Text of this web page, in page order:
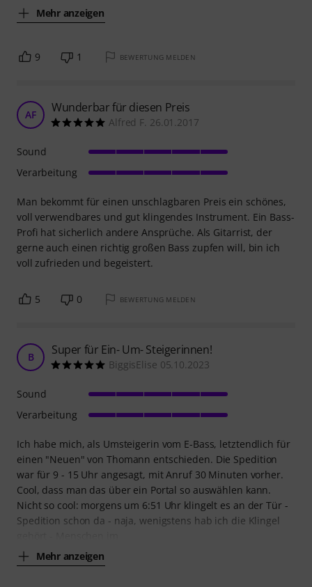
Mehr anzeigen
9 1 BEWERTUNG MELDEN
AF Wunderbar für diesen Preis
Alfred F. 26.01.2017
Man bekommt für einen unschlagbaren Preis ein schönes,
voll verwendbares und gut klingendes Instrument. Ein Bass-
Profi hat sicherlich andere Ansprüche. Als Gitarrist, der
gerne auch einen richtig großen Bass zupfen will, bin ich
voll zufrieden und begeistert.
Sound
Verarbeitung
5 0 BEWERTUNG MELDEN
B Super für Ein- Um- Steigerinnen!
BiggisElise 05.10.2023
Ich habe mich, als Umsteigerin vom E-Bass, letztendlich für
einen "Neuen" von Thomann entschieden. Die Spedition
war für 9 - 15 Uhr angesagt, mit Anruf 30 Minuten vorher.
Cool, dass man das über ein Portal so auswählen kann.
Nicht so cool: morgens um 6:51 Uhr klingelt es an der Tür -
Spedition schon da - naja, wenigstens hab ich die Klingel
Mehr anzeigen
Sound
Verarbeitung